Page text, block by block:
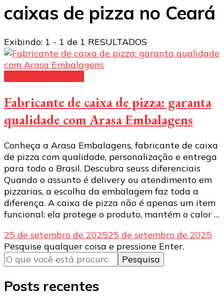
caixas de pizza no Ceará
Exibindo: 1 - 1 de 1 RESULTADOS
Fabricante de caixa de pizza: garanta
qualidade com Arasa Embalagens
Conheça a Arasa Embalagens, fabricante de caixa
de pizza com qualidade, personalização e entrega
para todo o Brasil. Descubra seuss diferenciais
Quando o assunto é delivery ou atendimento em
pizzarias, a escolha da embalagem faz toda a
diferença. A caixa de pizza não é apenas um item
funcional: ela protege o produto, mantém o calor …
25 de setembro de 202525 de setembro de 2025
Procurando
algo?
Pesquise qualquer coisa e pressione Enter.
Posts recentes